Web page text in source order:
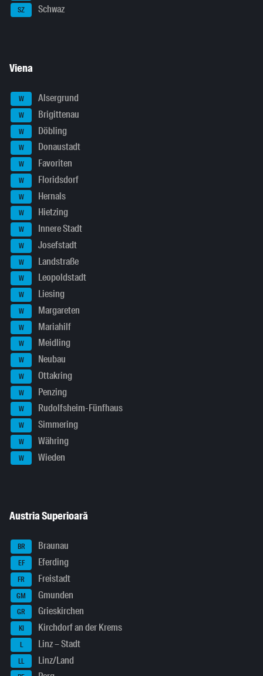
SZ Schwaz
Viena
W Alsergrund
W Brigittenau
W Döbling
W Donaustadt
W Favoriten
W Floridsdorf
W Hernals
W Hietzing
W Innere Stadt
W Josefstadt
W Landstraße
W Leopoldstadt
W Liesing
W Margareten
W Mariahilf
W Meidling
W Neubau
W Ottakring
W Penzing
W Rudolfsheim-Fünfhaus
W Simmering
W Währing
W Wieden
Austria Superioară
BR Braunau
EF Eferding
FR Freistadt
GM Gmunden
GR Grieskirchen
KI Kirchdorf an der Krems
L Linz – Stadt
LL Linz/Land